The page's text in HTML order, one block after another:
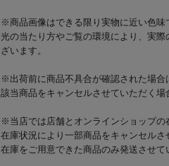
※商品画像はできる限り実物に近い色味
光の当たり方やご覧の環境により、実
ざいます。
※出荷前に商品不具合が確認された場合
該当商品をキャンセルさせていただく場
※当店では店舗とオンラインショップの
在庫状況により一部商品をキャンセルさ
在庫をご用意できた商品のみ発送させて